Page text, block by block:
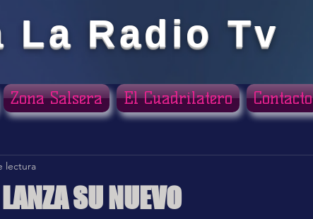
La Radio Tv
SU NUEVO
lectura
Zona Salsera El Cuadrilatero Contacto